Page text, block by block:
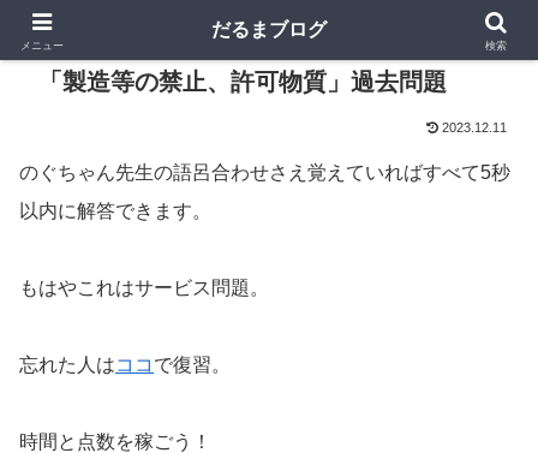
「製造等の禁止、許可物質」過去問題
2023.12.11
のぐちゃん先生の語呂合わせさえ覚えていればすべて5秒
以内に解答できます。
もはやこれはサービス問題。
忘れた人はココ で復習。
時間と点数を稼ごう！
メニュー
だるまブログ
検索